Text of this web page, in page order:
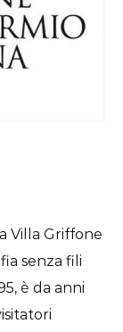
Villa Griffone
senza fili
è da anni